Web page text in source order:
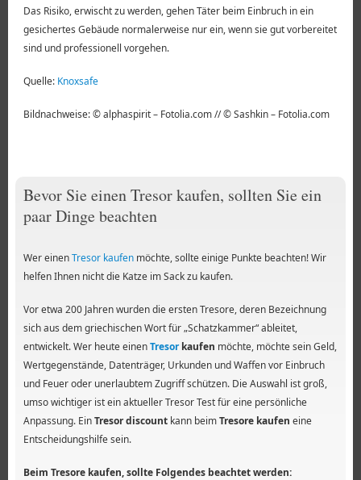
Das Risiko, erwischt zu werden, gehen Täter beim Einbruch in ein
gesichertes Gebäude normalerweise nur ein, wenn sie gut vorbereitet
sind und professionell vorgehen.
Quelle: Knoxsafe
Bildnachweise: © alphaspirit – Fotolia.com // © Sashkin – Fotolia.com
Bevor Sie einen Tresor kaufen, sollten Sie ein
paar Dinge beachten
Wer einenTresor kaufenmöchte, sollte einige Punkte beachten! Wir
helfen Ihnen nicht die Katze im Sack zu kaufen.
Vor etwa 200 Jahren wurden die ersten Tresore, deren Bezeichnung
sich aus dem griechischen Wort für „Schatzkammer“ ableitet,
entwickelt. Wer heute einenTresorkaufen möchte, möchte sein Geld,
Wertgegenstände, Datenträger, Urkunden und Waffen vor Einbruch
und Feuer oder unerlaubtem Zugriff schützen. Die Auswahl ist groß,
umso wichtiger ist ein aktueller Tresor Test für eine persönliche
Anpassung. EinTresor discountkann beimTresore kaufen eine
Entscheidungshilfe sein.
Beim Tresore kaufen, sollte Folgendes beachtet werden: